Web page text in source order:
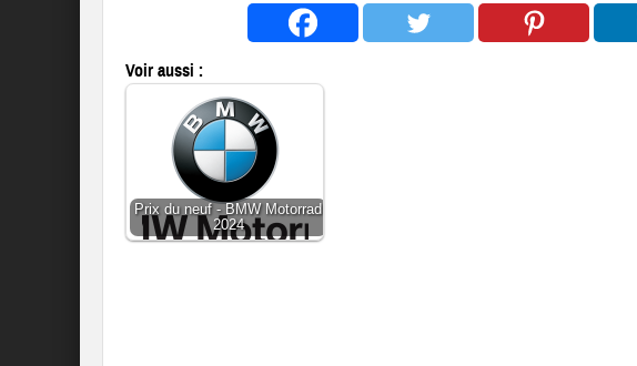
Voir aussi :
Prix du neuf - BMW Motorrad
2024